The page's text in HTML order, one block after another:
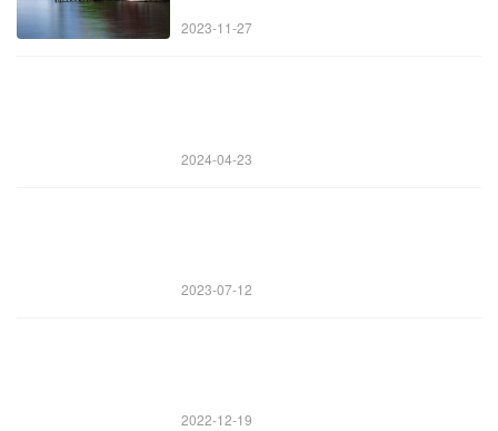
2023-11-27
2024-04-23
2023-07-12
2022-12-19